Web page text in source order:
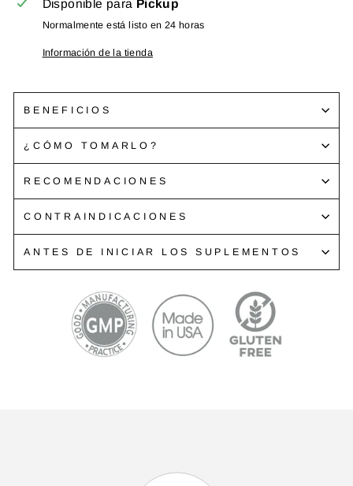
Disponible para Pickup
Normalmente está listo en 24 horas
Información de la tienda
BENEFICIOS
¿CÓMO TOMARLO?
RECOMENDACIONES
CONTRAINDICACIONES
ANTES DE INICIAR LOS SUPLEMENTOS